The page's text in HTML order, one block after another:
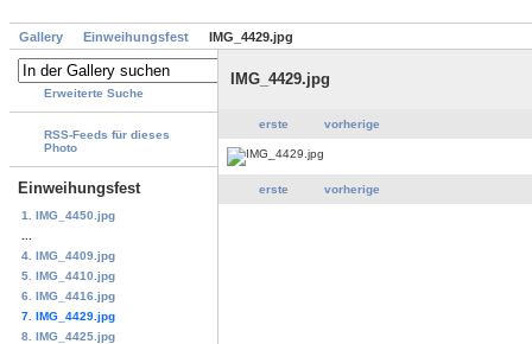
Gallery Einweihungsfest IMG_4429.jpg
Erweiterte Suche
RSS-Feeds für dieses
Photo
Einweihungsfest
1. IMG_4450.jpg
4. IMG_4409.jpg
5. IMG_4410.jpg
6. IMG_4416.jpg
7. IMG_4429.jpg
8. IMG_4425.jpg
IMG_4429.jpg
erste vorherige
erste vorherige